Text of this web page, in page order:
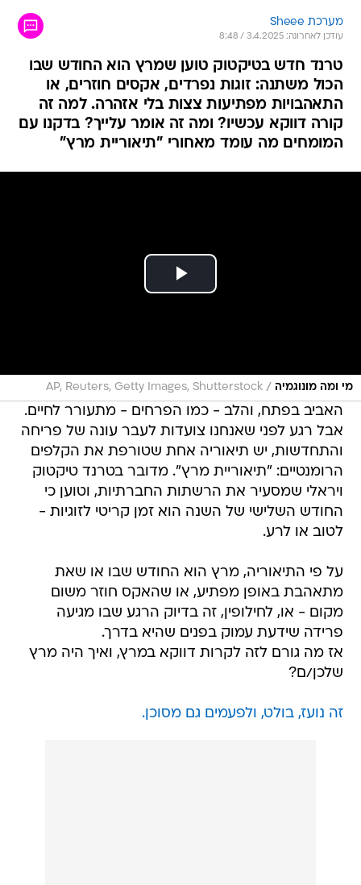
מערכת Sheee
עודכן לאחרונה: 3.4.2025 / 8:48
טרנד חדש בטיקטוק טוען שמרץ הוא החודש שבו
הכול משתנה: זוגות נפרדים, אקסים חוזרים, או
התאהבויות מפתיעות צצות בלי אזהרה. למה זה
קורה דווקא עכשיו? ומה זה אומר עלייך? בדקנו עם
המומחים מה עומד מאחורי "תיאוריית מרץ"
מי ומה מונוגמיה /
AP, Reuters, Getty Images, Shutterstock
האביב בפתח, והלב - כמו הפרחים - מתעורר לחיים.
אבל רגע לפני שאנחנו צועדות לעבר עונה של פריחה
והתחדשות, יש תיאוריה אחת שטורפת את הקלפים
הרומנטיים: "תיאוריית מרץ". מדובר בטרנד טיקטוק
ויראלי שמסעיר את הרשתות החברתיות, וטוען כי
החודש השלישי של השנה הוא זמן קריטי לזוגיות -
לטוב או לרע.
על פי התיאוריה, מרץ הוא החודש שבו או שאת
מתאהבת באופן מפתיע, או שהאקס חוזר משום
מקום - או, לחילופין, זה בדיוק הרגע שבו מגיעה
פרידה שידעת עמוק בפנים שהיא בדרך.
אז מה גורם לזה לקרות דווקא במרץ, ואיך היה מרץ
שלכן/ם?
זה נועז, בולט, ולפעמים גם מסוכן.